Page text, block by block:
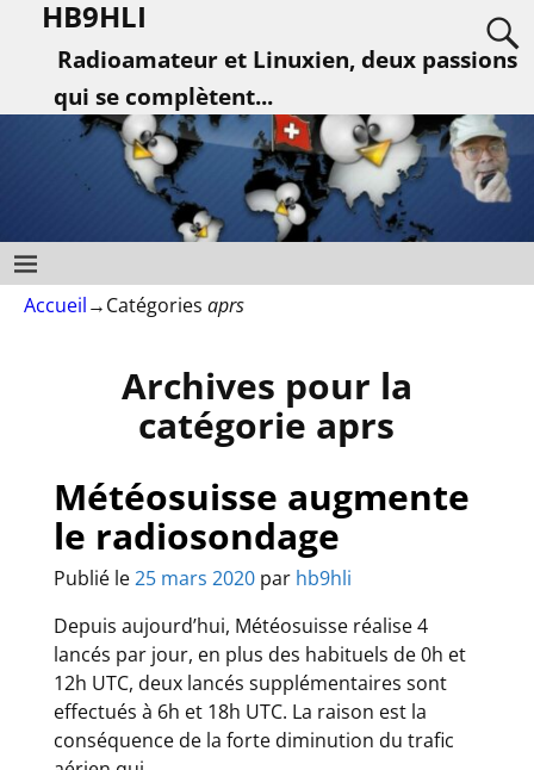
HB9HLI
Radioamateur et Linuxien, deux passions
qui se complètent...
Accueil→Catégories aprs
Archives pour la
catégorie aprs
Météosuisse augmente
le radiosondage
Publié le25 mars 2020 par hb9hli
Depuis aujourd’hui, Météosuisse réalise 4
lancés par jour, en plus des habituels de 0h et
12h UTC, deux lancés supplémentaires sont
effectués à 6h et 18h UTC. La raison est la
conséquence de la forte diminution du trafic